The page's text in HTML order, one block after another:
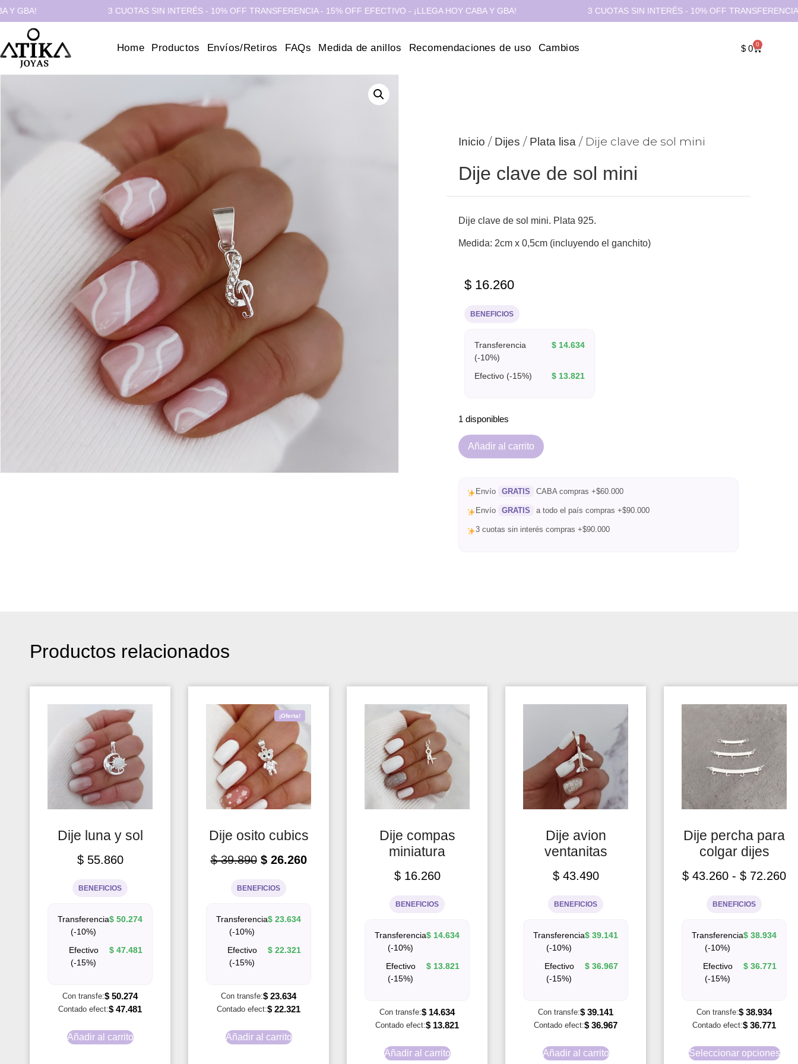
3 CUOTAS SIN INTERÉS - 10% OFF TRANSFERENCIA - 15% OFF EFECTIVO - ¡LLEGA HOY CABA Y GBA! 3 CUOTAS SIN INTERÉS - 10% OFF TRANSFERENCIA - 15%
Home Productos Envíos/Retiros FAQs Medida de anillos Recomendaciones de uso Cambios $0 0
Inicio / Dijes / Plata lisa/ Dije clave de sol mini
Dije clave de sol mini
Dije clave de sol mini. Plata 925.
Medida: 2cm x 0,5cm (incluyendo el ganchito)
$16.260
BENEFICIOS
Transferencia
(-10%)
$14.634
Efectivo (-15%) $13.821
1 disponibles
Añadir al carrito
Envío GRATIS CABA compras +$60.000
Envío GRATIS a todo el país compras +$90.000
3 cuotas sin interés compras +$90.000
Productos relacionados
Dije luna y sol
$55.860
BENEFICIOS
Transferencia
(-10%)
$ 50.274
Efectivo
(-15%)
$ 47.481
Con transfe:$ 50.274
Contado efect:$ 47.481
Añadir al carrito
¡Oferta!
Dije osito cubics
$39.890 $26.260
BENEFICIOS
Transferencia
(-10%)
$ 23.634
Efectivo
(-15%)
$ 22.321
Con transfe:$ 23.634
Contado efect:$ 22.321
Añadir al carrito
Dije compas
miniatura
$16.260
BENEFICIOS
Transferencia
(-10%)
$ 14.634
Efectivo
(-15%)
$ 13.821
Con transfe:$ 14.634
Contado efect:$ 13.821
Añadir al carrito
Dije avion
ventanitas
$43.490
BENEFICIOS
Transferencia
(-10%)
$ 39.141
Efectivo
(-15%)
$ 36.967
Con transfe:$ 39.141
Contado efect:$ 36.967
Añadir al carrito
Dije percha para
colgar dijes
$ 43.260 - $ 72.260
BENEFICIOS
Transferencia
(-10%)
$ 38.934
Efectivo
(-15%)
$ 36.771
Con transfe:$ 38.934
Contado efect:$ 36.771
Seleccionar opciones